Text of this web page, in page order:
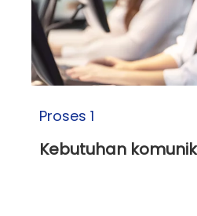
Proses 1
Kebutuhan